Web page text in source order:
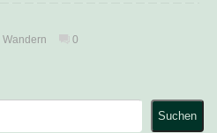
Wandern 0
Suchen